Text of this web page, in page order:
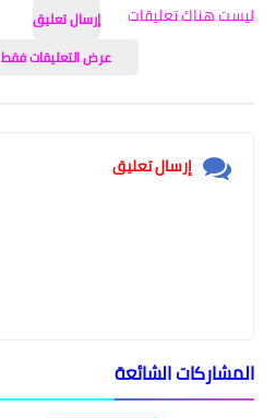
ليست هناك تعليقات
إرسال تعليق
عرض التعليقات فقط
إرسال تعليق
المشاركات الشائعة